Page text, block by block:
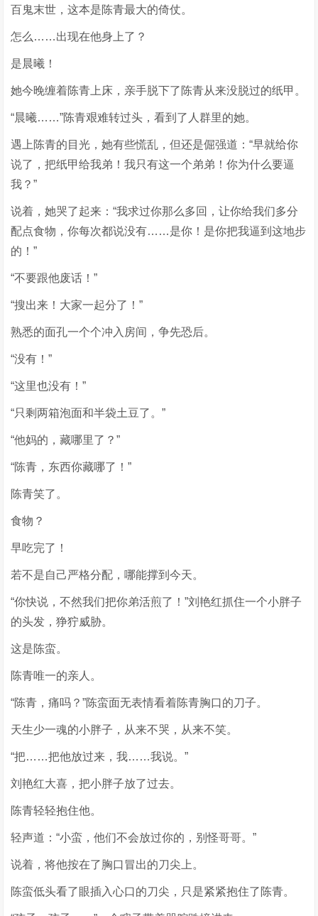
百鬼末世，这本是陈青最大的倚仗。
怎么……出现在他身上了？
是晨曦！
她今晚缠着陈青上床，亲手脱下了陈青从来没脱过的纸甲。
“晨曦……”陈青艰难转过头，看到了人群里的她。
遇上陈青的目光，她有些慌乱，但还是倔强道：“早就给你
说了，把纸甲给我弟！我只有这一个弟弟！你为什么要逼
我？”
说着，她哭了起来：“我求过你那么多回，让你给我们多分
配点食物，你每次都说没有……是你！是你把我逼到这地步
的！”
“不要跟他废话！”
“搜出来！大家一起分了！”
熟悉的面孔一个个冲入房间，争先恐后。
“没有！”
“这里也没有！”
“只剩两箱泡面和半袋土豆了。”
“他妈的，藏哪里了？”
“陈青，东西你藏哪了！”
陈青笑了。
食物？
早吃完了！
若不是自己严格分配，哪能撑到今天。
“你快说，不然我们把你弟活煎了！”刘艳红抓住一个小胖子
的头发，狰狞威胁。
这是陈蛮。
陈青唯一的亲人。
“陈青，痛吗？”陈蛮面无表情看着陈青胸口的刀子。
天生少一魂的小胖子，从来不哭，从来不笑。
“把……把他放过来，我……我说。”
刘艳红大喜，把小胖子放了过去。
陈青轻轻抱住他。
轻声道：“小蛮，他们不会放过你的，别怪哥哥。”
说着，将他按在了胸口冒出的刀尖上。
陈蛮低头看了眼插入心口的刀尖，只是紧紧抱住了陈青。